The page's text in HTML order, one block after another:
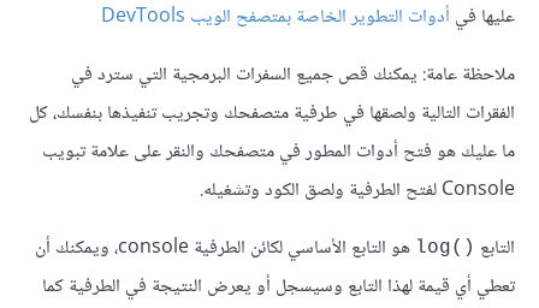
عليها في أدوات التطوير الخاصة بمتصفح الويب DevTools
ملاحظة عامة: يمكنك قص جميع السفرات البرمجية التي سترد في
الفقرات التالية ولصقها في طرفية متصفحك وتجريب تنفيذها بنفسك، كل
ما عليك هو فتح أدوات المطور في متصفحك والنقر على علامة تبويب
Console لفتح الطرفية ولصق الكود وتشغيله.
التابع ()log
هو التابع الأساسي لكائن الطرفية console، ويمكنك أن
تعطي أي قيمة لهذا التابع وسيسجل أو يعرض النتيجة في الطرفية كما